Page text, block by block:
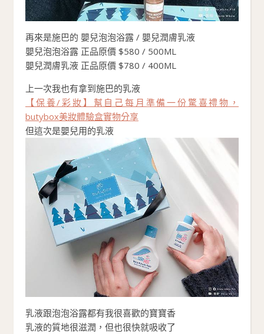
再來是施巴的 嬰兒泡泡浴露 / 嬰兒潤膚乳液
嬰兒泡泡浴露 正品原價 $580 / 500ML
嬰兒潤膚乳液 正品原價 $780 / 400ML
上一次我也有拿到施巴的乳液
【保養/彩妝】幫自己每月準備一份驚喜禮物，
butybox美妝體驗盒實物分享
但這次是嬰兒用的乳液
乳液跟泡泡浴露都有我很喜歡的寶寶香
乳液的質地很滋潤，但也很快就吸收了